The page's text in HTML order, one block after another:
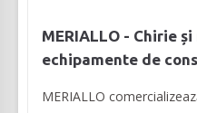
MERIALLO - Chirie
echipamente de
MERIALLO